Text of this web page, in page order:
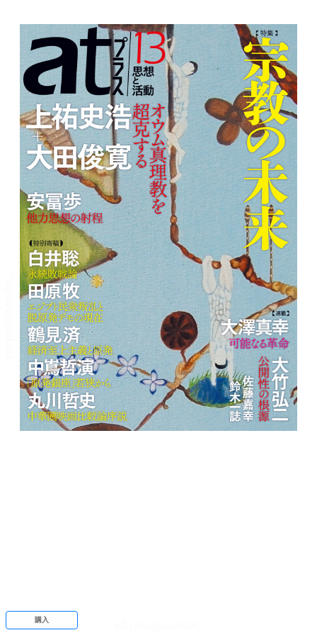
書誌情報
この作品の書誌情報を表示します。
目次・しおり・メモ
目次・しおり・メモを一覧で表示します。
本文検索
本文内から文字を検索します。
自動ページ送り
一定時間経つ毎に自動でページを送ります。
リーダー設定
文字サイズ、エフェクトの変更などを行います。